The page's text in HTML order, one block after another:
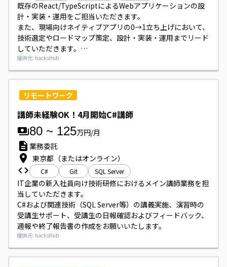
既存のReact/TypeScriptによるWebアプリケーションの設
計・実装・運用をご担当いただきます。
また、現場向けネイティブアプリの0→1立ち上げにおいて、
技術選定やロードマップ策定、設計・実装・運用までリード
していただきます。
PdMやデザイナー等と連携して要件定義（リファインメン
ト）に参加し、生成AI（Claude等）を活用した効率的なコー
ディング・設計・レビューを行っていただきます。
提供元: hacksHub
リモートワーク
講師未経験OK！4月開始C#講師
80 ~ 125万円/月
業務委託
東京都（またはオンライン）
C# Git SQL Server
IT企業の新入社員向け技術研修におけるメイン講師業務を担
当していただきます。
C#および関連技術（SQL Server等）の講義実施、演習時の
受講生サポート、受講生の日報確認およびフィードバック、
週報や終了報告書の作成をお願いいたします。
提供元: hacksHub